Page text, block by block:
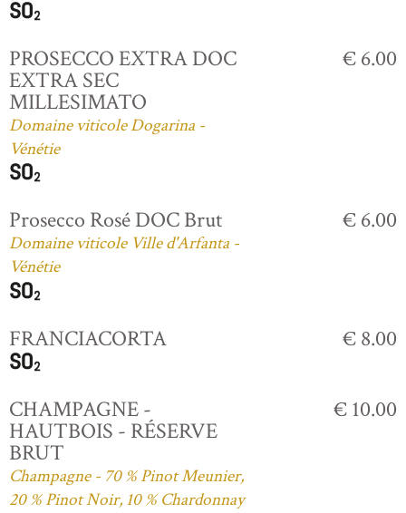
PROSECCO EXTRA DOC
EXTRA SEC
MILLESIMATO
Domaine viticole Dogarina -
Vénétie
€ 6.00
Prosecco Rosé DOC Brut
Domaine viticole Ville d'Arfanta -
Vénétie
€ 6.00
FRANCIACORTA € 8.00
CHAMPAGNE -
HAUTBOIS - RÉSERVE
BRUT
Champagne - 70 % Pinot Meunier,
20 % Pinot Noir, 10 % Chardonnay
€ 10.00